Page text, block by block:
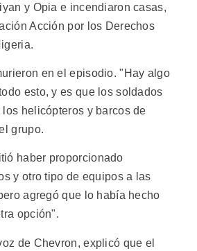
y Opia e incendiaron casas,
Acción por los Derechos
en el episodio. "Hay algo
esto, y es que los soldados
helicópteros y barcos de
grupo.
haber proporcionado
y otro tipo de equipos a las
agregó que lo había hecho
opción".
de Chevron, explicó que el